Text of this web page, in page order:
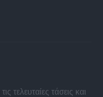
τελευταίες τάσεις και